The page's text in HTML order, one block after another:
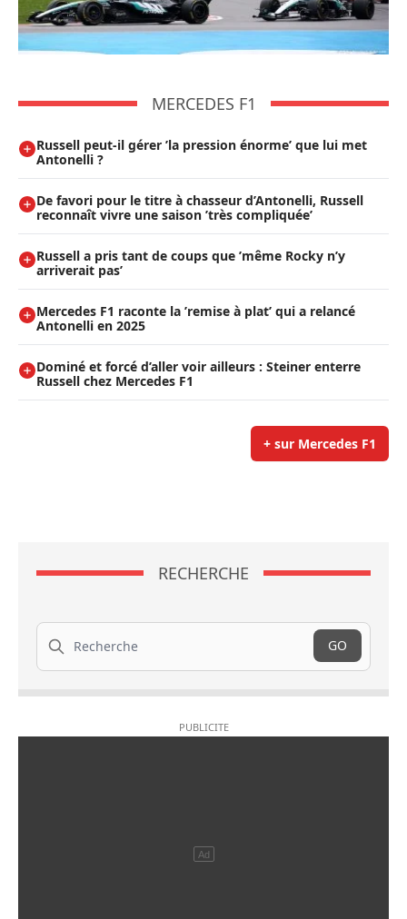
MERCEDES F1
Russell peut-il gérer ’la pression énorme’ que lui met
Antonelli ?
De favori pour le titre à chasseur d’Antonelli, Russell
reconnaît vivre une saison ’très compliquée’
Russell a pris tant de coups que ’même Rocky n’y
arriverait pas’
Mercedes F1 raconte la ’remise à plat’ qui a relancé
Antonelli en 2025
Dominé et forcé d’aller voir ailleurs : Steiner enterre
Russell chez Mercedes F1
+ sur Mercedes F1
RECHERCHE
Recherche
GO